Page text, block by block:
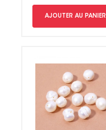
AJOUTER AU PANIER